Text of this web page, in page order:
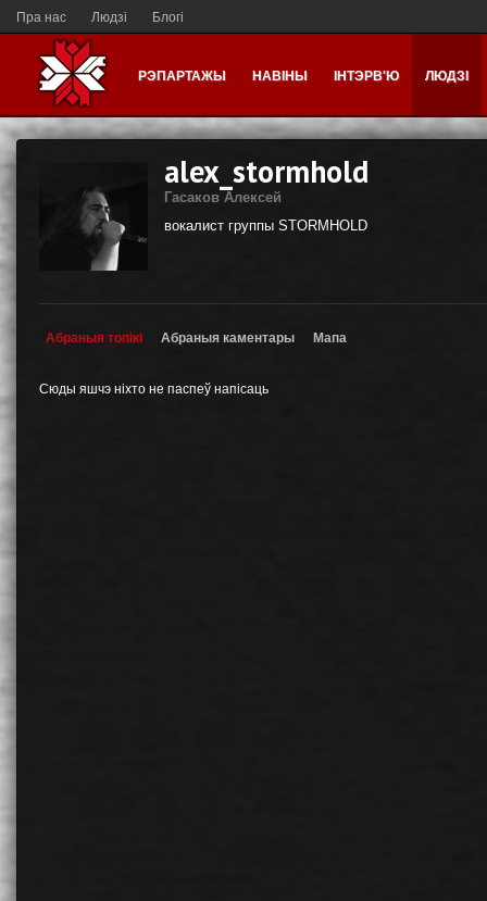
Пра нас Людзі Блогі
РЭПАРТАЖЫ НАВІНЫ ІНТЭРВ'Ю ЛЮДЗІ
alex_stormhold
Гасаков Алексей
вокалист группы STORMHOLD
Абраныя топікі Абраныя каментары Мапа
Сюды яшчэ ніхто не паспеў напісаць